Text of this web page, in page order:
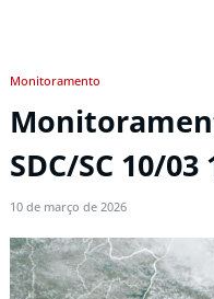
Monitoramento
SDC/SC 10/03
10 de março de 2026